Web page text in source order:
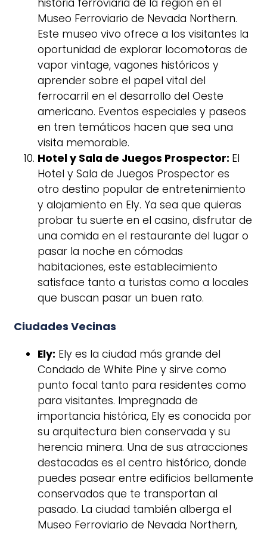
Museo Ferroviario de Nevada Northern.
Este museo vivo ofrece a los visitantes la
oportunidad de explorar locomotoras de
vapor vintage, vagones históricos y
aprender sobre el papel vital del
ferrocarril en el desarrollo del Oeste
americano. Eventos especiales y paseos
en tren temáticos hacen que sea una
visita memorable.
Hotel y Sala de Juegos Prospector: El
Hotel y Sala de Juegos Prospector es
otro destino popular de entretenimiento
y alojamiento en Ely. Ya sea que quieras
probar tu suerte en el casino, disfrutar de
una comida en el restaurante del lugar o
pasar la noche en cómodas
habitaciones, este establecimiento
satisface tanto a turistas como a locales
que buscan pasar un buen rato.
Ciudades Vecinas
Ely: Ely es la ciudad más grande del
Condado de White Pine y sirve como
punto focal tanto para residentes como
para visitantes. Impregnada de
importancia histórica, Ely es conocida por
su arquitectura bien conservada y su
herencia minera. Una de sus atracciones
destacadas es el centro histórico, donde
puedes pasear entre edificios bellamente
conservados que te transportan al
pasado. La ciudad también alberga el
Museo Ferroviario de Nevada Northern,